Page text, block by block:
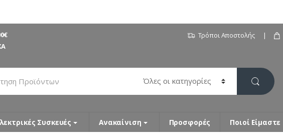
Τρόποι Αποστολής
Συσκευές Ανακαίνιση Προσφορές Ποιοί Είμαστε